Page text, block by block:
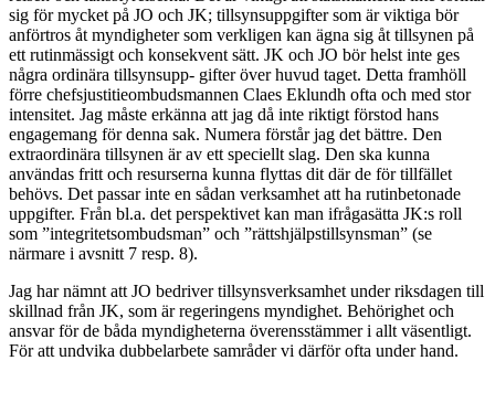
sig för mycket på JO och JK; tillsynsuppgifter som är viktiga bör
anförtros åt myndigheter som verkligen kan ägna sig åt tillsynen på
ett rutinmässigt och konsekvent sätt. JK och JO bör helst inte ges
några ordinära tillsynsupp- gifter över huvud taget. Detta framhöll
förre chefsjustitieombudsmannen Claes Eklundh ofta och med stor
intensitet. Jag måste erkänna att jag då inte riktigt förstod hans
engagemang för denna sak. Numera förstår jag det bättre. Den
extraordinära tillsynen är av ett speciellt slag. Den ska kunna
användas fritt och resurserna kunna flyttas dit där de för tillfället
behövs. Det passar inte en sådan verksamhet att ha rutinbetonade
uppgifter. Från bl.a. det perspektivet kan man ifrågasätta JK:s roll
som ”integritetsombudsman” och ”rättshjälpstillsynsman” (se
närmare i avsnitt 7 resp. 8).
Jag har nämnt att JO bedriver tillsynsverksamhet under riksdagen till
skillnad från JK, som är regeringens myndighet. Behörighet och
ansvar för de båda myndigheterna överensstämmer i allt väsentligt.
För att undvika dubbelarbete samråder vi därför ofta under hand.